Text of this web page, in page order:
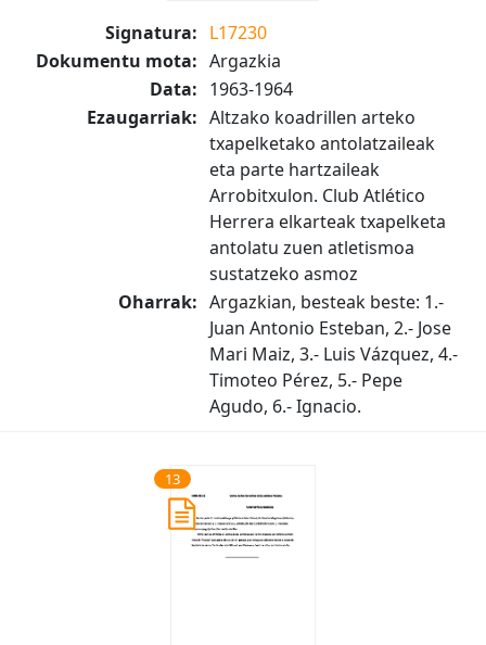
Signatura: L17230
Dokumentu mota: Argazkia
Data: 1963-1964
Ezaugarriak: Altzako koadrillen arteko
txapelketako antolatzaileak
eta parte hartzaileak
Arrobitxulon. Club Atlético
Herrera elkarteak txapelketa
antolatu zuen atletismoa
sustatzeko asmoz
Oharrak: Argazkian, besteak beste: 1.-
Juan Antonio Esteban, 2.- Jose
Mari Maiz, 3.- Luis Vázquez, 4.-
Timoteo Pérez, 5.- Pepe
Agudo, 6.- Ignacio.
13